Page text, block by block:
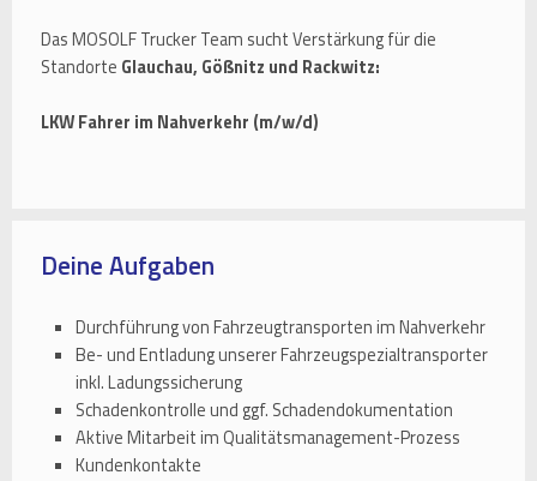
Das MOSOLF Trucker Team sucht Verstärkung für die
Standorte Glauchau, Gößnitz und Rackwitz:
LKW Fahrer im Nahverkehr (m/w/d)
Deine Aufgaben
Durchführung von Fahrzeugtransporten im Nahverkehr
Be- und Entladung unserer Fahrzeugspezialtransporter
inkl. Ladungssicherung
Schadenkontrolle und ggf. Schadendokumentation
Aktive Mitarbeit im Qualitätsmanagement-Prozess
Kundenkontakte